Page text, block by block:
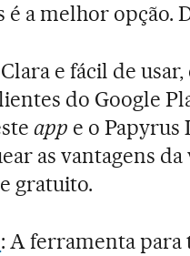
é a melhor opção.
e fácil de
do Google
app e o Papyrus
as vantagens
gratuito.
: A ferramenta para